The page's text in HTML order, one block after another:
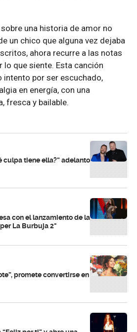
una historia de amor no
un chico que alguna vez dejaba
ahora recurre a las notas
lo que siente. Esta canción
intento por ser escuchado,
en energía, con una
fresca y bailable.
culpa tiene ella?” adelanto
con el lanzamiento de la
La Burbuja 2"
promete convertirse en